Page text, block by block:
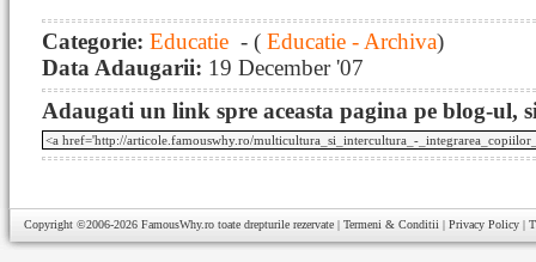
Categorie: Educatie - ( Educatie - Archiva)
Data Adaugarii: 19 December '07
Adaugati un link spre aceasta pagina pe blog-ul,
Copyright ©2006-2026 FamousWhy.ro toate drepturile rezervate | Termeni & Conditii | Privacy Policy |